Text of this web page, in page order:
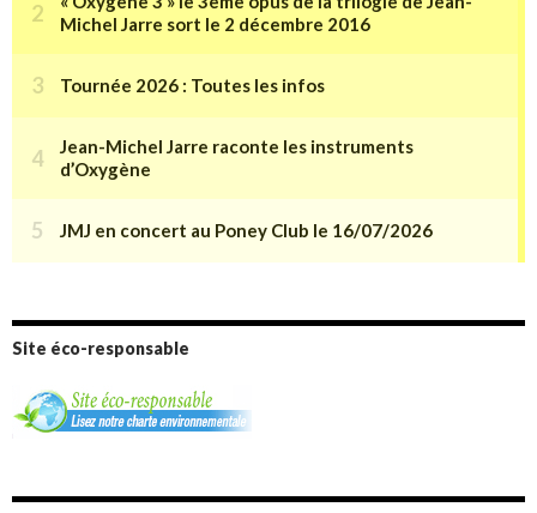
Site éco-responsable